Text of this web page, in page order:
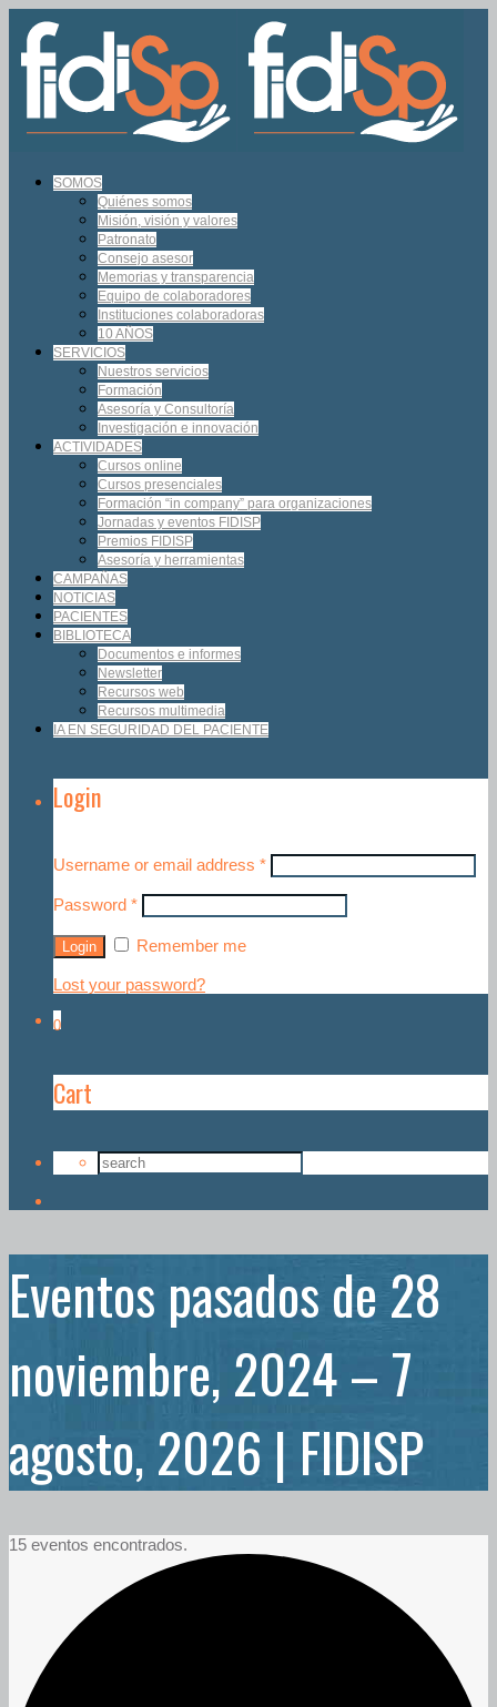
SOMOS
Quiénes somos
Misión, visión y valores
Patronato
Consejo asesor
Memorias y transparencia
Equipo de colaboradores
Instituciones colaboradoras
10 AÑOS
SERVICIOS
Nuestros servicios
Formación
Asesoría y Consultoría
Investigación e innovación
ACTIVIDADES
Cursos online
Cursos presenciales
Formación “in company” para organizaciones
Jornadas y eventos FIDISP
Premios FIDISP
Asesoría y herramientas
CAMPAÑAS
NOTICIAS
PACIENTES
BIBLIOTECA
Documentos e informes
Newsletter
Recursos web
Recursos multimedia
IA EN SEGURIDAD DEL PACIENTE
Login
Username or email address *
Password *
Remember me
Lost your password?
0
Cart
Eventos pasados de 28
noviembre, 2024 – 7
agosto, 2026 | FIDISP
15 eventos encontrados.